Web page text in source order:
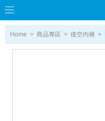
Home > 商品專區 > 後空內褲 >